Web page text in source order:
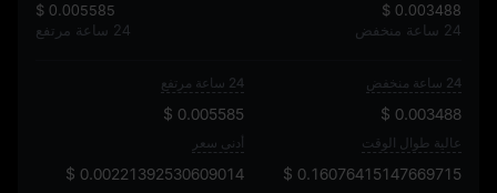
$ 0.003488
24 ساعة منخفض
$ 0.005585
24 ساعة مرتفع
24 ساعة منخفض
$ 0.003488
24 ساعة مرتفع
$ 0.005585
عالية طوال الوقت
$ 0.16076415147669715
أدنى سعر
$ 0.00221392530609014